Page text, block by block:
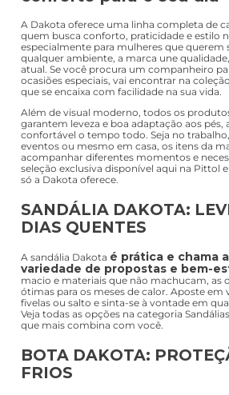
A Dakota oferece uma linha completa de
quem busca conforto, praticidade e estilo
especialmente para mulheres que querem
qualquer ambiente, a marca une
atual. Se você procura um companheiro
ocasiões especiais, vai encontrar na
que se encaixa com facilidade na sua vida.
Além de visual moderno, todos os
garantem leveza e boa adaptação aos pés,
confortável o tempo todo. Seja no
eventos ou mesmo em casa, os itens da
acompanhar diferentes momentos e
seleção exclusiva disponível aqui na Pittol
só a Dakota oferece.
SANDÁLIA DAKOTA:
DIAS QUENTES
A sandália Dakota é prática e chama
variedade de propostas e bem-
macio e materiais que não machucam, as
ótimas para os meses de calor. Aposte em
fivelas ou salto e sinta-se à vontade em
Veja todas as opções na categoria
que mais combina com você.
BOTA DAKOTA:
FRIOS